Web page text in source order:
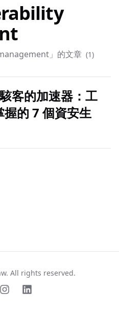
」的文章 (1)
客的加速器：工
握的 7 個資安生
All rights reserved.